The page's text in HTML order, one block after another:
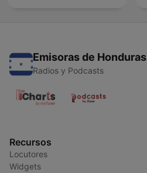
Emisoras de Honduras
Radios y Podcasts
Recursos
Locutores
Widgets